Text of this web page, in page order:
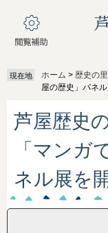
現在地 ホーム > 歴史の里
屋の歴史」パネ
芦屋歴史
「マンガ
ネル展を